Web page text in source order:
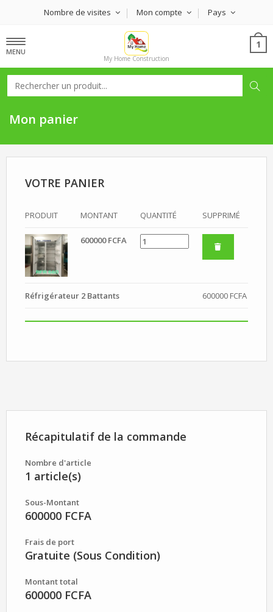
Nombre de visites Mon compte Pays
MENU
My Home Construction
1
Mon panier
VOTRE PANIER
PRODUIT MONTANT QUANTITÉ SUPPRIMÉ
600000 FCFA
Réfrigérateur 2 Battants 600000 FCFA
Récapitulatif de la commande
Nombre d'article
1 article(s)
Sous-Montant
600000 FCFA
Frais de port
Gratuite (Sous Condition)
Montant total
600000 FCFA